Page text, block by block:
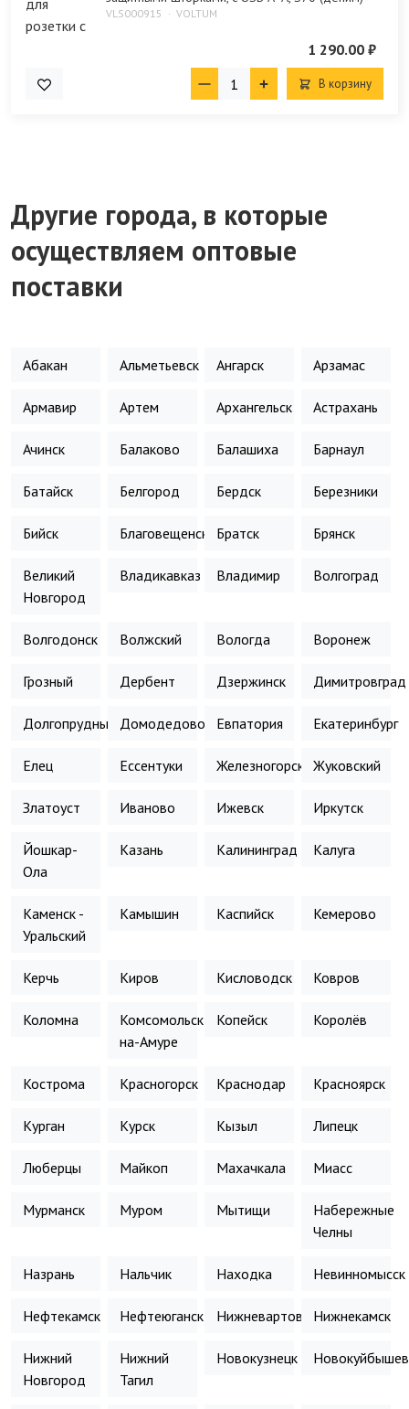
VLS000915 VOLTUM
1 290.00 ₽
В корзину
Другие города, в которые
осуществляем оптовые
поставки
Абакан Альметьевск Ангарск Арзамас
Армавир Артем Архангельск Астрахань
Ачинск Балаково Балашиха Барнаул
Батайск Белгород Бердск Березники
Бийск Благовещенск Братск Брянск
Великий
Новгород
Владикавказ Владимир Волгоград
Волгодонск Волжский Вологда Воронеж
Грозный Дербент Дзержинск Димитровград
Долгопрудный Домодедово Евпатория Екатеринбург
Елец Ессентуки Железногорск Жуковский
Златоуст Иваново Ижевск Иркутск
Йошкар-
Ола
Казань Калининград Калуга
Каменск -
Уральский
Камышин Каспийск Кемерово
Керчь Киров Кисловодск Ковров
Коломна
Комсомольск-
на-Амуре
Копейск Королёв
Кострома Красногорск Краснодар Красноярск
Курган Курск Кызыл Липецк
Люберцы Майкоп Махачкала Миасс
Мурманск Муром Мытищи
Набережные
Челны
Назрань Нальчик Находка Невинномысск
Нефтекамск Нефтеюганск НижневартовскНижнекамск
Нижний
Новгород
Нижний
Тагил
Новокузнецк